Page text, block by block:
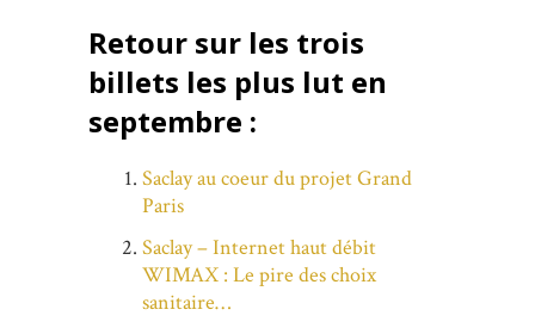
Retour sur les trois
billets les plus lut en
septembre :
Saclay au coeur du projet Grand
Paris
Saclay – Internet haut débit
WIMAX : Le pire des choix
sanitaire…